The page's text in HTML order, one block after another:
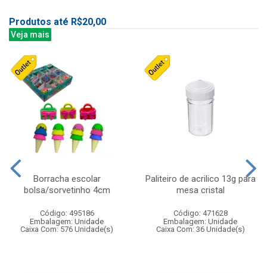
Produtos até R$20,00
Veja mais
Borracha escolar
bolsa/sorvetinho 4cm
Código: 495186
Embalagem: Unidade
Caixa Com: 576 Unidade(s)
Paliteiro de acrilico 13g para
mesa cristal
Código: 471628
Embalagem: Unidade
Caixa Com: 36 Unidade(s)